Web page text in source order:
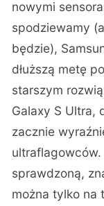
nowymi
spodziewamy
będzie),
dłuższą metę
starszym
Galaxy S Ultra,
zacznie
sprawdzoną,
można tylko na